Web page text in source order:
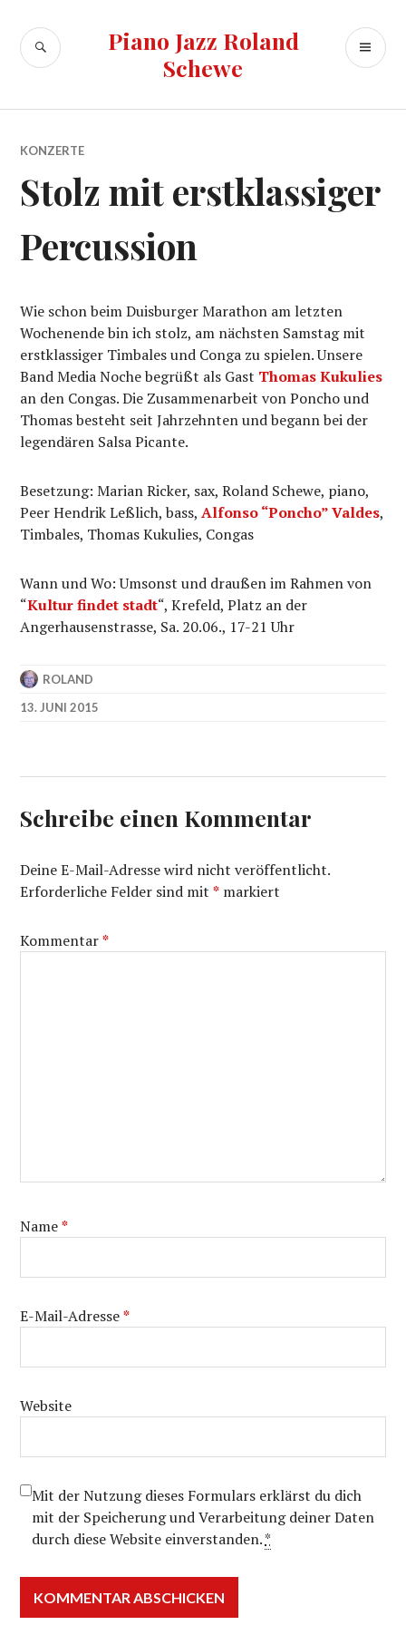
Inhalt
springen
Piano Jazz Roland
Schewe
SUCHE
KONZERTE
Stolz mit erstklassiger
Percussion
Wie schon beim Duisburger Marathon am letzten
Wochenende bin ich stolz, am nächsten Samstag mit
erstklassiger Timbales und Conga zu spielen. Unsere
Band Media Noche begrüßt als Gast Thomas Kukulies
an den Congas. Die Zusammenarbeit von Poncho und
Thomas besteht seit Jahrzehnten und begann bei der
legendären Salsa Picante.
Besetzung: Marian Ricker, sax, Roland Schewe, piano,
Peer Hendrik Leßlich, bass,Alfonso “Poncho” Valdes,
Timbales, Thomas Kukulies, Congas
Wann und Wo: Umsonst und draußen im Rahmen von
“Kultur findet stadt“, Krefeld, Platz an der
Angerhausenstrasse, Sa. 20.06., 17-21 Uhr
ROLAND
13. JUNI 2015
Schreibe einen Kommentar
Deine E-Mail-Adresse wird nicht veröffentlicht.
Erforderliche Felder sind mit* markiert
Kommentar*
Name*
E-Mail-Adresse*
Website
Mit der Nutzung dieses Formulars erklärst du dich
mit der Speicherung und Verarbeitung deiner Daten
durch diese Website einverstanden.*